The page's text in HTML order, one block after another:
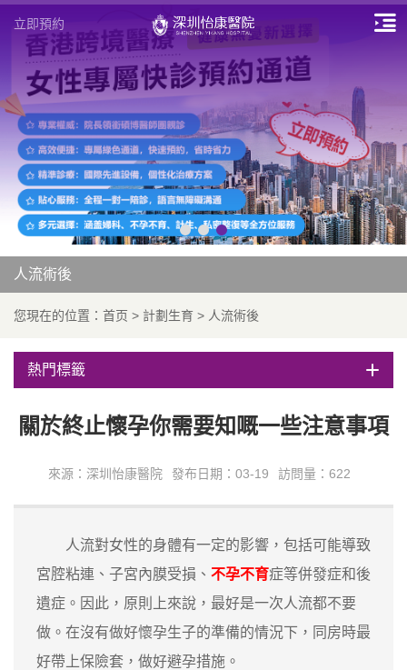
立即預約
人流術後
您現在的位置： 首页 > 計劃生育 > 人流術後
熱門標籤
關於終止懷孕你需要知嘅一些注意事項
來源：深圳怡康醫院 發布日期：03-19 訪問量：622
人流對女性的身體有一定的影響，包括可能導致
宮腔粘連、子宮內膜受損、 不孕不育症等併發症和後
遺症。因此，原則上來說，最好是一次人流都不要
做。在沒有做好懷孕生子的準備的情況下，同房時最
好帶上保險套，做好避孕措施。